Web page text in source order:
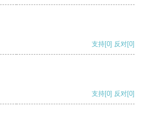
支持[0] 反对[0]
支持[0] 反对[0]